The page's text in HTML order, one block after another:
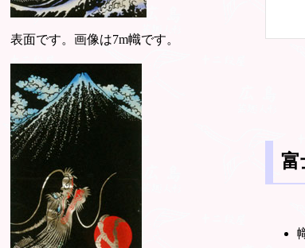
表面です。画像は7m幟です。
富